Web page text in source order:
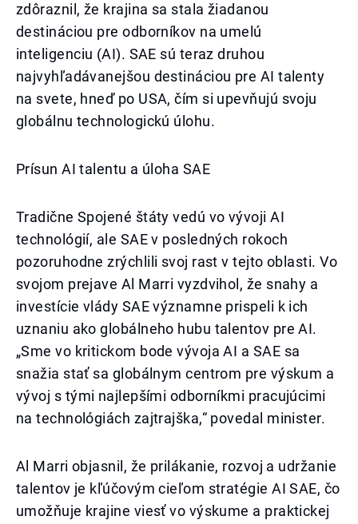
zdôraznil, že krajina sa stala žiadanou
destináciou pre odborníkov na umelú
inteligenciu (AI). SAE sú teraz druhou
najvyhľadávanejšou destináciou pre AI talenty
na svete, hneď po USA, čím si upevňujú svoju
globálnu technologickú úlohu.
Prísun AI talentu a úloha SAE
Tradične Spojené štáty vedú vo vývoji AI
technológií, ale SAE v posledných rokoch
pozoruhodne zrýchlili svoj rast v tejto oblasti. Vo
svojom prejave Al Marri vyzdvihol, že snahy a
investície vlády SAE významne prispeli k ich
uznaniu ako globálneho hubu talentov pre AI.
„Sme vo kritickom bode vývoja AI a SAE sa
snažia stať sa globálnym centrom pre výskum a
vývoj s tými najlepšími odborníkmi pracujúcimi
na technológiách zajtrajška,“ povedal minister.
Al Marri objasnil, že prilákanie, rozvoj a udržanie
talentov je kľúčovým cieľom stratégie AI SAE, čo
umožňuje krajine viesť vo výskume a praktickej